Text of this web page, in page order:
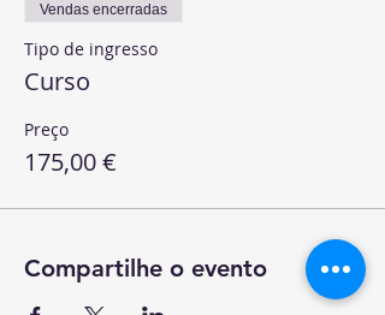
Vendas encerradas
Tipo de ingresso
Curso
Preço
175,00 €
Compartilhe o evento